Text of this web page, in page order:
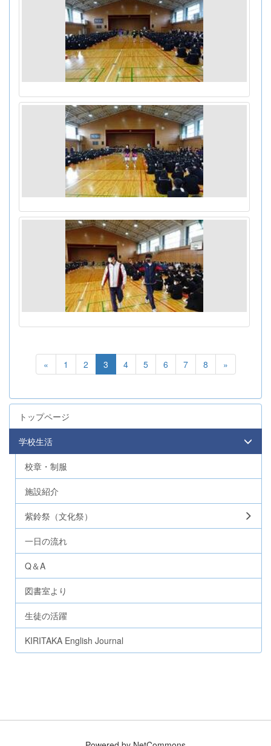
« 1 2 3 4 5 6 7 8 »
トップページ
学校生活
校章・制服
施設紹介
紫鈴祭（文化祭）
一日の流れ
Q＆A
図書室より
生徒の活躍
KIRITAKA English Journal